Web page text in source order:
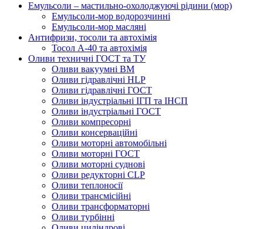
Емульсоли – мастильно-охолоджуючі рідини (мор)
Емульсоли-мор водорозчинні
Емульсоли-мор масляні
Антифризи, тосоли та автохімія
Тосол А-40 та автохімія
Оливи техничні ГОСТ та ТУ
Оливи вакуумні ВМ
Оливи гідравлічні HLP
Оливи гідравлічні ГОСТ
Оливи індустріальні ІГП та ІНСП
Оливи індустріальні ГОСТ
Оливи компресорні
Оливи консерваційні
Оливи моторні автомобільні
Оливи моторні ГОСТ
Оливи моторні суднові
Оливи редукторні CLP
Оливи теплоносії
Оливи трансмісійні
Оливи трансформаторні
Оливи турбінні